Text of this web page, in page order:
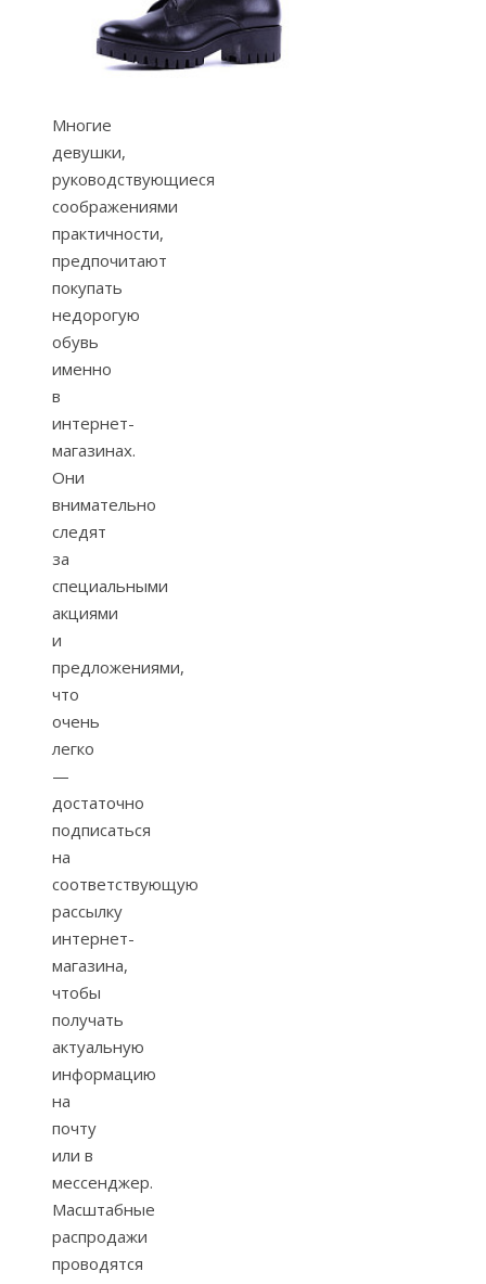
Многие
девушки,
руководствующиеся
соображениями
практичности,
предпочитают
покупать
недорогую
обувь
именно
в
интернет-
магазинах.
Они
внимательно
следят
за
специальными
акциями
и
предложениями,
что
очень
легко
—
достаточно
подписаться
на
соответствующую
рассылку
интернет-
магазина,
чтобы
получать
актуальную
информацию
на
почту
или в
мессенджер.
Масштабные
распродажи
проводятся